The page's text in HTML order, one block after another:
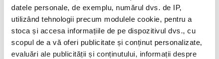
datele personale, de exemplu, numărul dvs. de IP,
utilizând tehnologii precum modulele cookie, pentru a
stoca și accesa informațiile de pe dispozitivul dvs., cu
scopul de a vă oferi publicitate și conținut personalizate,
evaluări ale publicității și conținutului, informații despre